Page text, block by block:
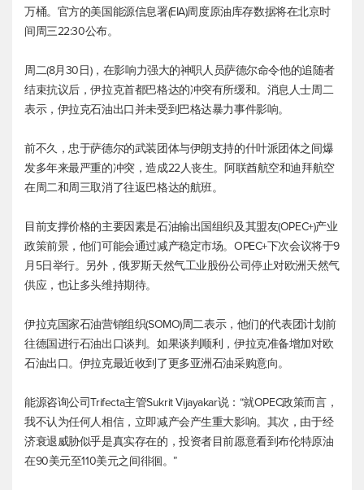
万桶。官方的美国能源信息署(EIA)周度原油库存数据将在北京时
间周三22:30公布。
周二(8月30日)，在影响力强大的神职人员萨德尔命令他的追随者
结束抗议后，伊拉克首都巴格达的冲突有所缓和。消息人士周二
表示，伊拉克石油出口并未受到巴格达暴力事件影响。
前不久，忠于萨德尔的武装团体与伊朗支持的什叶派团体之间爆
发多年来最严重的冲突，造成22人丧生。阿联酋航空和迪拜航空
在周二和周三取消了往返巴格达的航班。
目前支撑价格的主要因素是石油输出国组织及其盟友(OPEC+)产业
政策前景，他们可能会通过减产稳定市场。OPEC+下次会议将于9
月5日举行。另外，俄罗斯天然气工业股份公司停止对欧洲天然气
供应，也让多头维持期待。
伊拉克国家石油营销组织(SOMO)周二表示，他们的代表团计划前
往德国进行石油出口谈判。如果谈判顺利，伊拉克准备增加对欧
石油出口。伊拉克最近收到了更多亚洲石油采购意向。
能源咨询公司Trifecta主管Sukrit Vijayakar说：“就OPEC政策而言，
我不认为任何人相信，立即减产会产生重大影响。其次，由于经
济衰退威胁似乎是真实存在的，投资者目前愿意看到布伦特原油
在90美元至110美元之间徘徊。”